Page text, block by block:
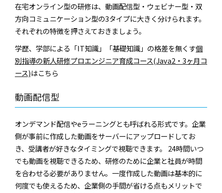
在宅オンライン型の研修は、動画配信型・ウェビナー型・双
方向コミュニケーション型の3タイプに大きく分けられます。
それぞれの特徴を押さえておきましょう。
学歴、学部による「IT知識」「基礎知識」の格差を無くす個
別指導の新人研修プロエンジニア育成コース(Java2・3ヶ月コ
ース)はこちら
動画配信型
オンデマンド配信やeラーニングとも呼ばれる形式です。企業
側が事前に作成した動画をサーバーにアップロードしてお
き、受講者が好きなタイミングで視聴できます。 24時間いつ
でも動画を視聴できるため、研修のために企業と社員が時間
を合わせる必要がありません。一度作成した動画は基本的に
何度でも使えるため、企業側の手間が省ける点もメリットで